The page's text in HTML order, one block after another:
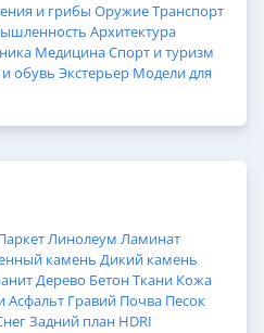
и грибы ОружиеТранспорт
Архитектура
МедицинаСпорт и туризм
обувь Экстерьер Модели для
Линолеум Ламинат
камень Дикий камень
Дерево БетонТкани Кожа
Асфальт Гравий Почва Песок
Задний план HDRI